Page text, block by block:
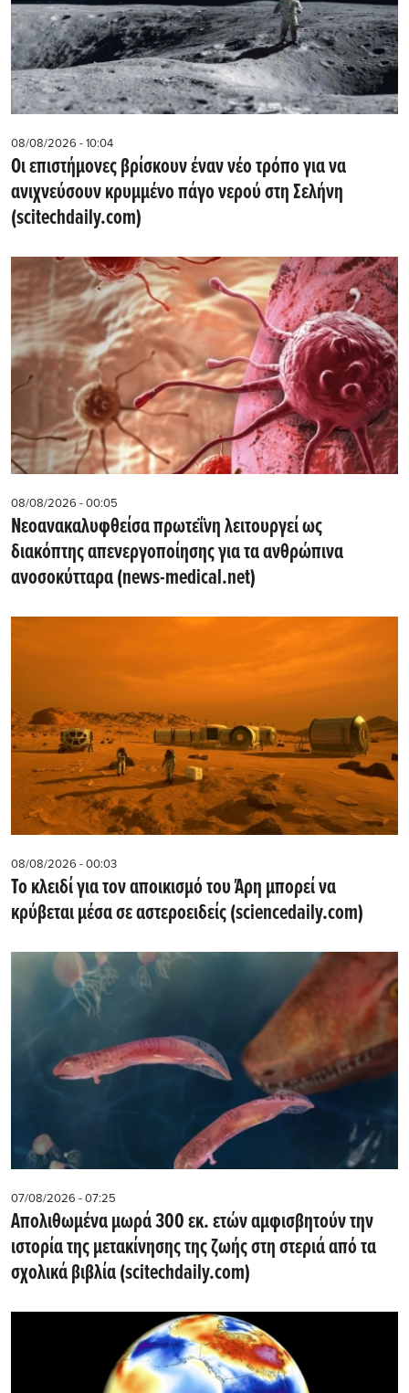
08/08/2026 - 10:04
Οι επιστήμονες βρίσκουν έναν νέο τρόπο για να
ανιχνεύσουν κρυμμένο πάγο νερού στη Σελήνη
(scitechdaily.com)
08/08/2026 - 00:05
Νεοανακαλυφθείσα πρωτεΐνη λειτουργεί ως
διακόπτης απενεργοποίησης για τα ανθρώπινα
ανοσοκύτταρα (news-medical.net)
08/08/2026 - 00:03
Το κλειδί για τον αποικισμό του Άρη μπορεί να
κρύβεται μέσα σε αστεροειδείς (sciencedaily.com)
07/08/2026 - 07:25
Απολιθωμένα μωρά 300 εκ. ετών αμφισβητούν την
ιστορία της μετακίνησης της ζωής στη στεριά από τα
σχολικά βιβλία (scitechdaily.com)